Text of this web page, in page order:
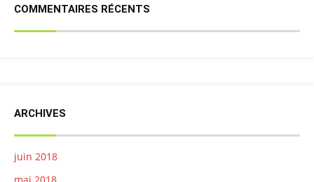
COMMENTAIRES RÉCENTS
ARCHIVES
juin 2018